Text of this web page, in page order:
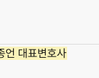
대표변호사